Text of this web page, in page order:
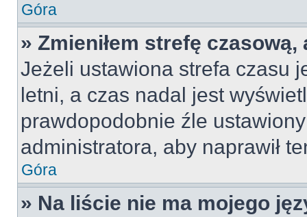
Góra
» Zmieniłem strefę
Jeżeli ustawiona strefa czasu
letni, a czas nadal jest
prawdopodobnie źle
administratora, aby naprawił
Góra
» Na liście nie ma mojego